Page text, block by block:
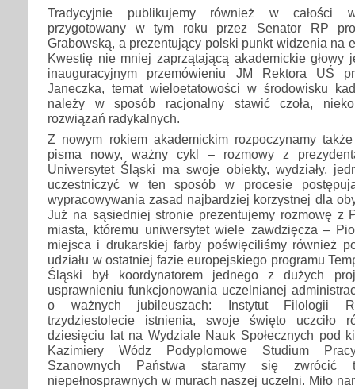
Tradycyjnie publikujemy również w całości
przygotowany w tym roku przez Senator RP
Grabowską, a prezentujący polski punkt widzenia na
Kwestię nie mniej zaprzątającą akademickie głowy
inauguracyjnym przemówieniu JM Rektora UŚ
Janeczka, temat wieloetatowości w środowisku
należy w sposób racjonalny stawić czoła,
rozwiązań radykalnych.
Z nowym rokiem akademickim rozpoczynamy
pisma nowy, ważny cykl – rozmowy z
Uniwersytet Śląski ma swoje obiekty, wydziały,
uczestniczyć w ten sposób w procesie
wypracowywania zasad najbardziej korzystnej dla
Już na sąsiedniej stronie prezentujemy rozmowę z
miasta, któremu uniwersytet wiele zawdzięcza –
miejsca i drukarskiej farby poświęciliśmy również
udziału w ostatniej fazie europejskiego programu
Śląski był koordynatorem jednego z dużych
usprawnieniu funkcjonowania uczelnianej
o ważnych jubileuszach: Instytut Filologii
trzydziestolecie istnienia, swoje święto uczciło
dziesięciu lat na Wydziale Nauk Społecznych pod
Kazimiery Wódz Podyplomowe Studium
Szanownych Państwa staramy się zwrócić
niepełnosprawnych w murach naszej uczelni. Miło